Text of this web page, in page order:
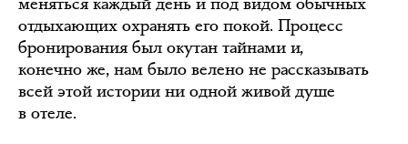
отдыхающих охранять его покой. Процесс
бронирования был окутан тайнами и,
конечно же, нам было велено не рассказывать
всей этой истории ни одной живой душе
в отеле.